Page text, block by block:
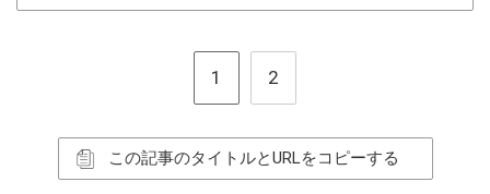
1 2
この記事のタイトルとURLをコピーする